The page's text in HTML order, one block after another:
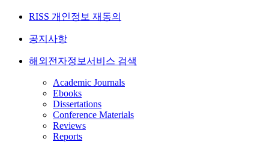
RISS 개인정보 재동의
공지사항
해외전자정보서비스 검색
Academic Journals
Ebooks
Dissertations
Conference Materials
Reviews
Reports